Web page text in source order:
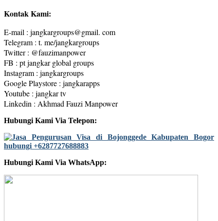
Kontak Kami:
E-mail : jangkargroups@gmail. com
Telegram : t. me/jangkargroups
Twitter : @fauzimanpower
FB : pt jangkar global groups
Instagram : jangkargroups
Google Playstore : jangkarapps
Youtube : jangkar tv
Linkedin : Akhmad Fauzi Manpower
Hubungi Kami Via Telepon:
Hubungi Kami Via WhatsApp: